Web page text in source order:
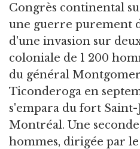
Congrès continental
une guerre purement
d'une invasion sur
coloniale de 1 200
du général
Ticonderoga en
s'empara du fort Saint-
Montréal. Une
hommes, dirigée par